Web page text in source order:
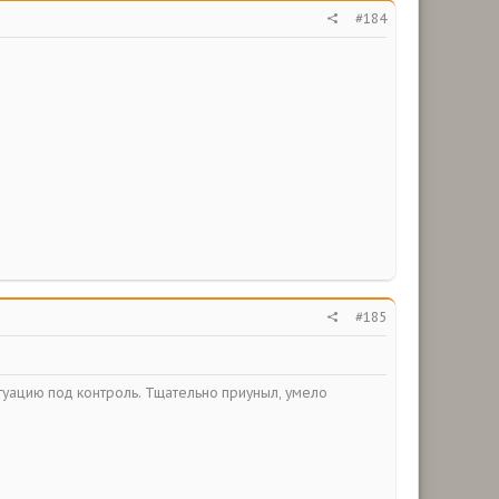
#184
#185
под контроль. Тщательно приуныл, умело